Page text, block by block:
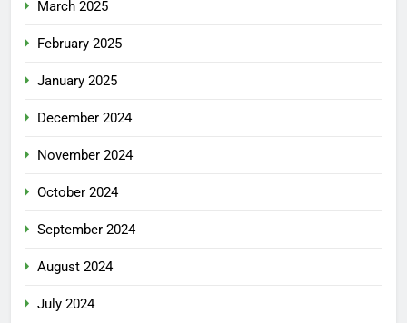
March 2025
February 2025
January 2025
December 2024
November 2024
October 2024
September 2024
August 2024
July 2024